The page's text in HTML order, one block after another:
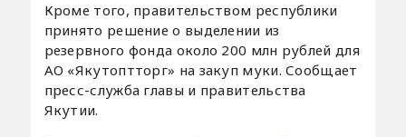
Кроме того, правительством республики
принято решение о выделении из
резервного фонда около 200 млн рублей для
АО «Якутоптторг» на закуп муки. Сообщает
пресс-служба главы и правительства
Якутии.